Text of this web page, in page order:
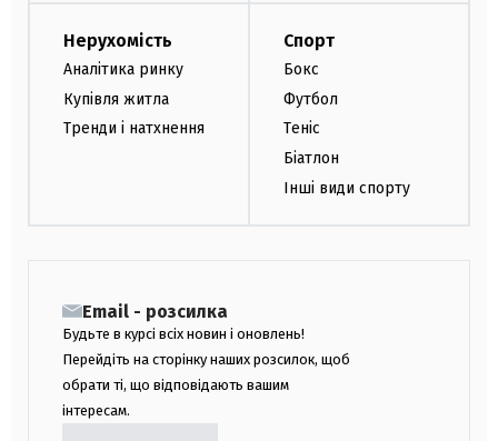
Нерухомість
Аналітика ринку
Купівля житла
Тренди і натхнення
Спорт
Бокс
Футбол
Теніс
Біатлон
Інші види спорту
Email - розсилка
Будьте в курсі всіх новин і оновлень!
Перейдіть на сторінку наших розсилок, щоб
обрати ті, що відповідають вашим
інтересам.